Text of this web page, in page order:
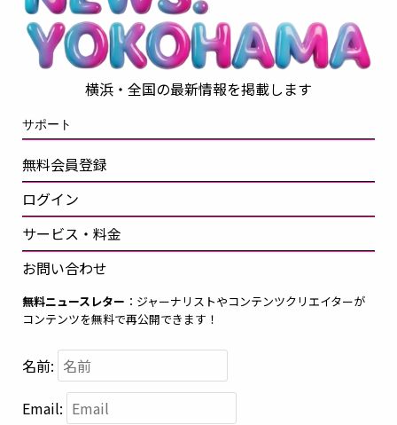
横浜・全国の最新情報を掲載します
サポート
無料会員登録
ログイン
サービス・料金
お問い合わせ
無料ニュースレター ：ジャーナリストやコンテンツクリエイターが
コンテンツを無料で再公開できます！
名前:
Email: